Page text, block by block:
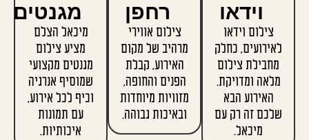
וידאו
צילום וידאו
כחלק
צילום
ומדויקת.
האירוע הבא
זה רק עם
רחפן
צילום אווירי
מרהיב של מקום
האירוע, קבלת
הפנים והחופה,
מזוויות מיוחדות
ובאיכות גבוהה.
מגנטים
מיכאל הצלם
מציע צילום
מגנטים מקצועי
שמוסיף אנרגיה
וכיף לכל אירוע,
עם תמונות
איכותיות.